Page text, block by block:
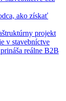
ako získať
reálne B2B